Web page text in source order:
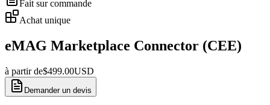
Fait sur commande
Achat unique
eMAG Marketplace Connector (CEE)
à partir de$499.00USD
Demander un devis